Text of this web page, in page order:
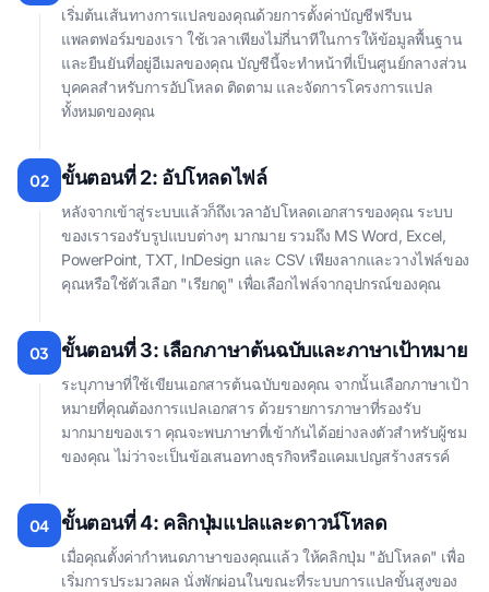
เริ่มต้นเส้นทางการแปลของคุณด้วยการตั้งค่าบัญชีฟรีบน
แพลตฟอร์มของเรา ใช้เวลาเพียงไม่กี่นาทีในการให้ข้อมูลพื้นฐาน
และยืนยันที่อยู่อีเมลของคุณ บัญชีนี้จะทำหน้าที่เป็นศูนย์กลางส่วน
บุคคลสำหรับการอัปโหลด ติดตาม และจัดการโครงการแปล
ทั้งหมดของคุณ
02 ขั้นตอนที่ 2: อัปโหลดไฟล์
หลังจากเข้าสู่ระบบแล้วก็ถึงเวลาอัปโหลดเอกสารของคุณ ระบบ
ของเรารองรับรูปแบบต่างๆ มากมาย รวมถึง MS Word, Excel,
PowerPoint, TXT, InDesign และ CSV เพียงลากและวางไฟล์ของ
คุณหรือใช้ตัวเลือก "เรียกดู" เพื่อเลือกไฟล์จากอุปกรณ์ของคุณ
03 ขั้นตอนที่ 3: เลือกภาษาต้นฉบับและภาษาเป้าหมาย
ระบุภาษาที่ใช้เขียนเอกสารต้นฉบับของคุณ จากนั้นเลือกภาษาเป้า
หมายที่คุณต้องการแปลเอกสาร ด้วยรายการภาษาที่รองรับ
มากมายของเรา คุณจะพบภาษาที่เข้ากันได้อย่างลงตัวสําหรับผู้ชม
ของคุณ ไม่ว่าจะเป็นข้อเสนอทางธุรกิจหรือแคมเปญสร้างสรรค์
04 ขั้นตอนที่ 4: คลิกปุ่มแปลและดาวน์โหลด
เมื่อคุณตั้งค่ากําหนดภาษาของคุณแล้ว ให้คลิกปุ่ม "อัปโหลด" เพื่อ
เริ่มการประมวลผล นั่งพักผ่อนในขณะที่ระบบการแปลขั้นสูงของ